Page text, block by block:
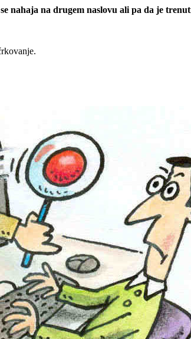
nahaja na drugem naslovu ali pa da je